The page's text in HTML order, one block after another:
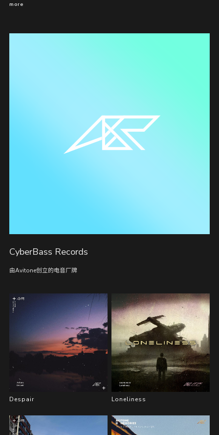
more
CyberBass Records
由Avitone创立的电音厂牌
Despair Loneliness